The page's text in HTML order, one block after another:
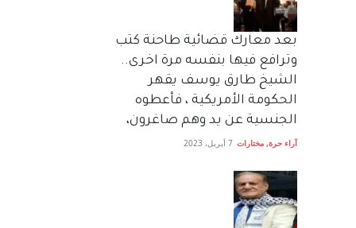
بعد معارك قضائية طاحنة كتب
وترافع فيها بنفسه مرة اخرى..
الشيخ طارق يوسف يقهر
الحكومة الأمريكية ، فأعطوه
الجنسية عن يد وهم صاغرون،
آراء حرة, مختارات 7 أبريل، 2023